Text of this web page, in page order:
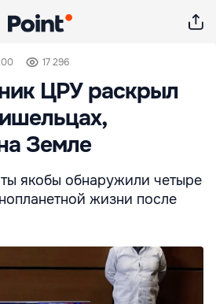
17 296
ЦРУ раскрыл
Земле
якобы обнаружили четыре
жизни после